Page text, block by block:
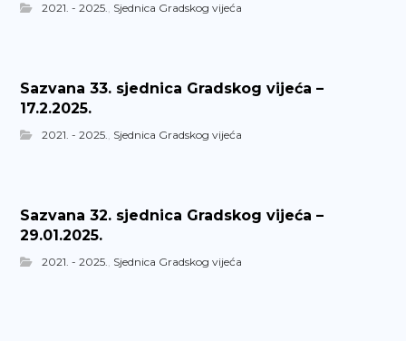
2021. - 2025., Sjednica Gradskog vijeća
Sazvana 33. sjednica Gradskog vijeća –
17.2.2025.
2021. - 2025., Sjednica Gradskog vijeća
Sazvana 32. sjednica Gradskog vijeća –
29.01.2025.
2021. - 2025., Sjednica Gradskog vijeća